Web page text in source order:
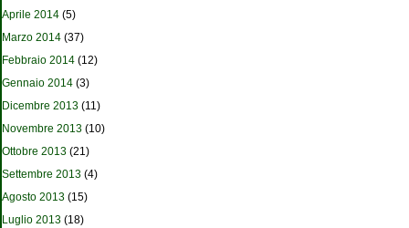
Aprile 2014 (5)
Marzo 2014 (37)
Febbraio 2014 (12)
Gennaio 2014 (3)
Dicembre 2013 (11)
Novembre 2013 (10)
Ottobre 2013 (21)
Settembre 2013 (4)
Agosto 2013 (15)
Luglio 2013 (18)